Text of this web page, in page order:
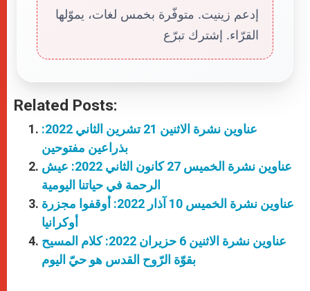
إدعم زينيت. متوفّرة بخمس لغات، يموّلها
القرّاء. إشترك تبرّع
Related Posts:
عناوين نشرة الاثنين 21 تشرين الثاني 2022:
بذراعين مفتوحين
عناوين نشرة الخميس 27 كانون الثاني 2022: عيش
الرحمة في حياتنا اليومية
عناوين نشرة الخميس 10 آذار 2022: أوقفوا مجزرة
أوكرانيا
عناوين نشرة الاثنين 6 حزيران 2022: كلام المسيح
بقوّة الرّوح القدس هو حيّ اليوم